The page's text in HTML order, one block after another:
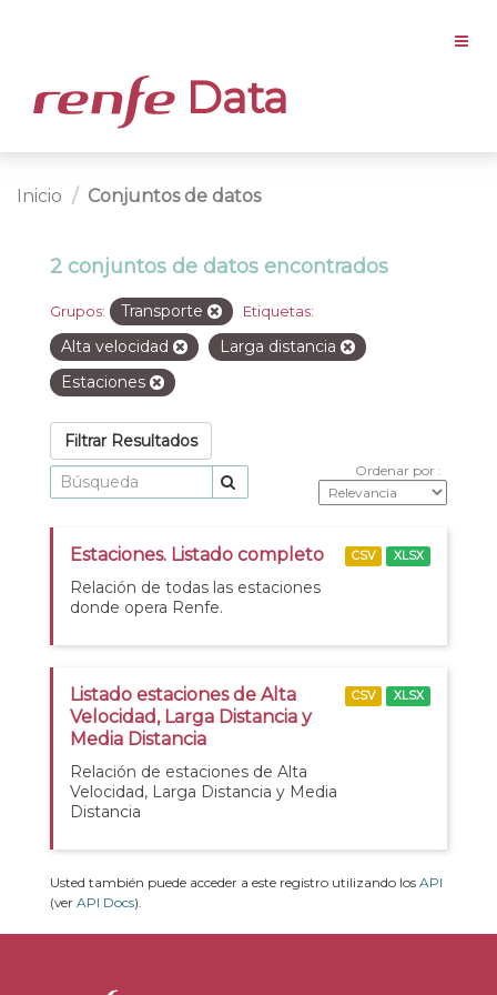
Data
Inicio Conjuntos de datos
2 conjuntos de datos encontrados
Grupos: Transporte Etiquetas:
Alta velocidad
Larga distancia
Estaciones
Filtrar Resultados
Ordenar por
Estaciones. Listado completo
Relación de todas las estaciones
donde opera Renfe.
CSV XLSX
Listado estaciones de Alta
Velocidad, Larga Distancia y
Media Distancia
Relación de estaciones de Alta
Velocidad, Larga Distancia y Media
Distancia
CSV XLSX
Usted también puede acceder a este registro utilizando los API
(ver API Docs).